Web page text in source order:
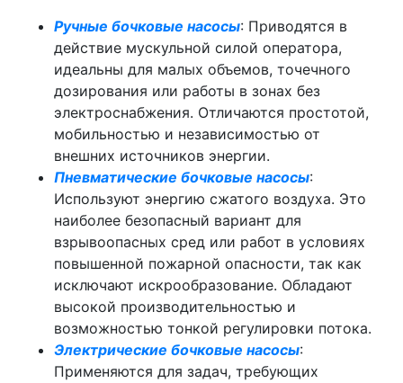
Ручные бочковые насосы: Приводятся в
действие мускульной силой оператора,
идеальны для малых объемов, точечного
дозирования или работы в зонах без
электроснабжения. Отличаются простотой,
мобильностью и независимостью от
внешних источников энергии.
Пневматические бочковые насосы:
Используют энергию сжатого воздуха. Это
наиболее безопасный вариант для
взрывоопасных сред или работ в условиях
повышенной пожарной опасности, так как
исключают искрообразование. Обладают
высокой производительностью и
возможностью тонкой регулировки потока.
Электрические бочковые насосы:
Применяются для задач, требующих